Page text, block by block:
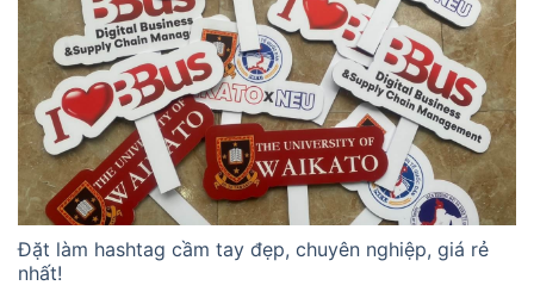
Đặt làm hashtag cầm tay đẹp, chuyên nghiệp, giá rẻ
nhất!